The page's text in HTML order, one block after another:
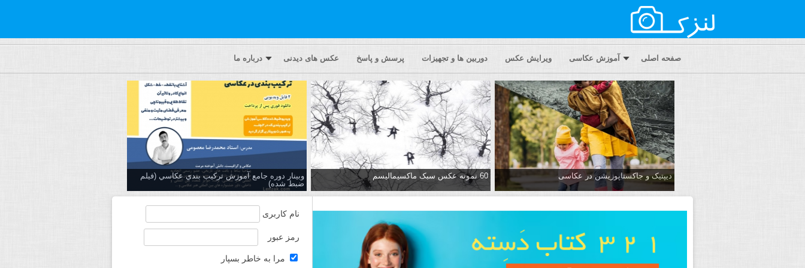
صفحه اصلی آموزش عکاسی ویرایش عکس دوربین ها و تجهیزات پرسش و پاسخ عکس های دیدنی درباره ما
دیپتیک و جاکستا‌پوزیشن در عکاسی 60 نمونه عکس سبک ماکسیمالیسم
وبینار دوره جامع آموزش تركيب بندي عكاسي (فیلم
ضبط شده)
نام کاربری
رمز عبور
مرا به خاطر بسپار